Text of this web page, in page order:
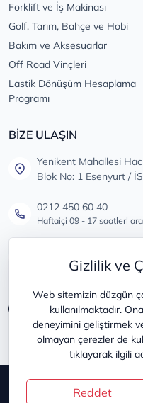
Gizlilik ve
Web sitemizin düzgün
kullanılmaktadır.
deneyimini geliştirmek
olmayan çerezler de
tıklayarak ilgili
Reddet
Forklift ve İş Makinası
Golf, Tarım, Bahçe ve Hobi
Bakım ve Aksesuarlar
Off Road Vinçleri
Lastik Dönüşüm Hesaplama
Programı
BİZE ULAŞIN
Yenikent Mahallesi
Blok No: 1 Esenyurt /
0212 450 60 40
Haftaiçi 09 - 17 saatleri
Tüm öneri ve
Copyright ©